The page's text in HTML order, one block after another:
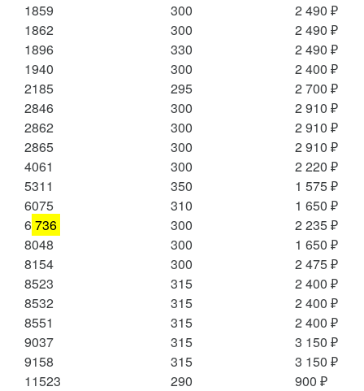
1859
300
2 490 ₽
1862
300
2 490 ₽
1896
330
2 490 ₽
1940
300
2 400 ₽
2185
295
2 700 ₽
2846
300
2 910 ₽
2862
300
2 910 ₽
2865
300
2 910 ₽
4061
300
2 220 ₽
5311
350
1 575 ₽
6075
310
1 650 ₽
6736 300
2 235 ₽
8048
300
1 650 ₽
8154
300
2 475 ₽
8523
315
2 400 ₽
8532
315
2 400 ₽
8551
315
2 400 ₽
9037
315
3 150 ₽
9158
315
3 150 ₽
11523
290
900 ₽